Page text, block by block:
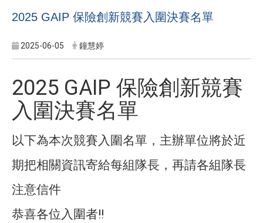
2025 GAIP 保險創新競賽入圍決賽名單
2025-06-05 鐘慧婷
2025 GAIP 保險創新競賽
入圍決賽名單
以下為本次競賽入圍名單，主辦單位將於近
期把相關資訊寄給每組隊長，再請各組隊長
注意信件
恭喜各位入圍者!!